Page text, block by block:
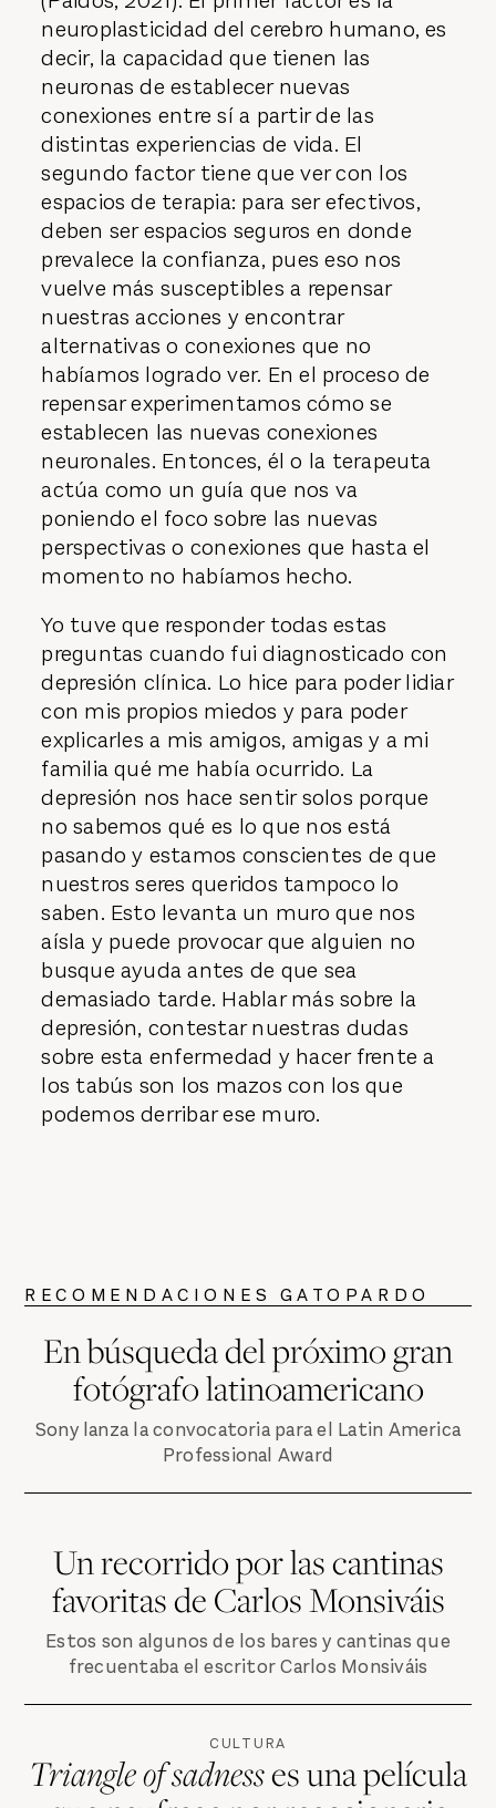
neuroplasticidad del cerebro humano, es
decir, la capacidad que tienen las
neuronas de establecer nuevas
conexiones entre sí a partir de las
distintas experiencias de vida. El
segundo factor tiene que ver con los
espacios de terapia: para ser efectivos,
deben ser espacios seguros en donde
prevalece la confianza, pues eso nos
vuelve más susceptibles a repensar
nuestras acciones y encontrar
alternativas o conexiones que no
habíamos logrado ver. En el proceso de
repensar experimentamos cómo se
establecen las nuevas conexiones
neuronales. Entonces, él o la terapeuta
actúa como un guía que nos va
poniendo el foco sobre las nuevas
perspectivas o conexiones que hasta el
momento no habíamos hecho.
Yo tuve que responder todas estas
preguntas cuando fui diagnosticado con
depresión clínica. Lo hice para poder lidiar
con mis propios miedos y para poder
explicarles a mis amigos, amigas y a mi
familia qué me había ocurrido. La
depresión nos hace sentir solos porque
no sabemos qué es lo que nos está
pasando y estamos conscientes de que
nuestros seres queridos tampoco lo
saben. Esto levanta un muro que nos
aísla y puede provocar que alguien no
busque ayuda antes de que sea
demasiado tarde. Hablar más sobre la
depresión, contestar nuestras dudas
sobre esta enfermedad y hacer frente a
los tabús son los mazos con los que
podemos derribar ese muro.
RECOMENDACIONES GATOPARDO
En búsqueda del próximo gran
fotógrafo latinoamericano
Sony lanza la convocatoria para el Latin America
Professional Award
Un recorrido por las cantinas
favoritas de Carlos Monsiváis
Estos son algunos de los bares y cantinas que
frecuentaba el escritor Carlos Monsiváis
CULTURA
Triangle of sadnesses una película